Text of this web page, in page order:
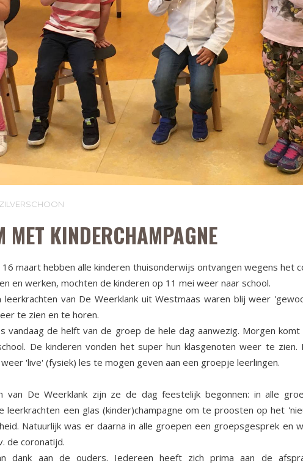
MET KINDERCHAMPAGNE
16 maart hebben alle kinderen thuisonderwijs ontvangen wegens het
en werken, mochten de kinderen op 11 mei weer naar school.
leerkrachten van De Weerklank uit Westmaas waren blij weer
te zien en te horen.
vandaag de helft van de groep de hele dag aanwezig. Morgen
De kinderen vonden het super hun klasgenoten weer te zien.
'live' (fysiek) les te mogen geven aan een groepje leerlingen.
van De Weerklank zijn ze de dag feestelijk begonnen: in alle
leerkrachten een glas (kinder)champagne om te proosten op het
Natuurlijk was er daarna in alle groepen een groepsgesprek en
de coronatijd.
dank aan de ouders. Iedereen heeft zich prima aan de